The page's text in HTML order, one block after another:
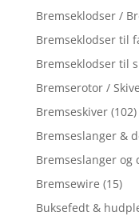
Bremseklodser /
Bremseklodser til
Bremseklodser til
Bremserotor /
Bremseskiver (102)
Bremseslanger &
Bremseslanger og
Bremsewire (15)
Buksefedt &